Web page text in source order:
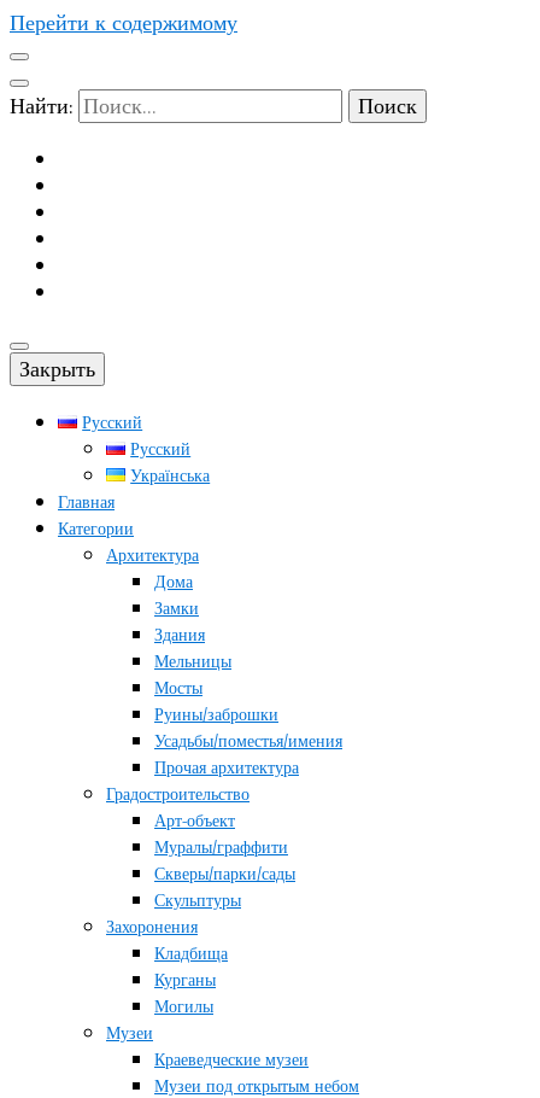
Перейти к содержимому
Найти:
Закрыть
Русский
Русский
Українська
Главная
Категории
Архитектура
Дома
Замки
Здания
Мельницы
Мосты
Руины/заброшки
Усадьбы/поместья/имения
Прочая архитектура
Градостроительство
Арт-объект
Муралы/граффити
Скверы/парки/сады
Скульптуры
Захоронения
Кладбища
Курганы
Могилы
Музеи
Краеведческие музеи
Музеи под открытым небом